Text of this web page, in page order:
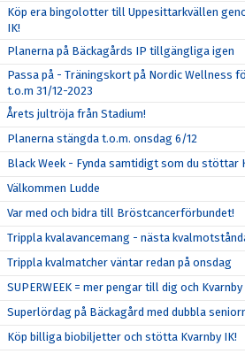
Köp era bingolotter till Uppesittarkvällen
IK!
Planerna på Bäckagårds IP tillgängliga igen
Passa på - Träningskort på Nordic Wellness
t.o.m 31/12-2023
Årets jultröja från Stadium!
Planerna stängda t.o.m. onsdag 6/12
Black Week - Fynda samtidigt som du stöttar
Välkommen Ludde
Var med och bidra till Bröstcancerförbundet!
Trippla kvalavancemang - nästa
Trippla kvalmatcher väntar redan på onsdag
SUPERWEEK = mer pengar till dig och Kvarnby
Superlördag på Bäckagård med dubbla
Köp billiga biobiljetter och stötta Kvarnby IK!